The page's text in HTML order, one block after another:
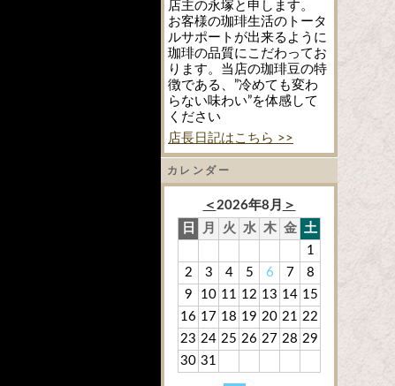
店主の永塚と申します。
お客様の珈琲生活のトータ
ルサポートが出来るように
珈琲の品質にこだわってお
ります。当店の珈琲豆の特
徴である、”冷めても変わ
らない味わい”を体感して
ください
店長日記はこちら >>
カレンダー
＜ 2026年8月 ＞
日
月 火 水 木 金 土
1
2
3 4 5 6 7
8
9
10 11 12 13 14 15
16 17 18 19 20 21 22
23 24 25 26 27 28 29
30 31